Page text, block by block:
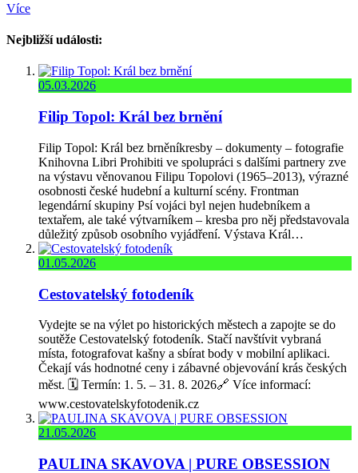
Více
Nejbližší události:
05.03.2026
Filip Topol: Král bez brnění
Filip Topol: Král bez brněníkresby – dokumenty – fotografie
Knihovna Libri Prohibiti ve spolupráci s dalšími partnery zve
na výstavu věnovanou Filipu Topolovi (1965–2013), výrazné
osobnosti české hudební a kulturní scény. Frontman
legendární skupiny Psí vojáci byl nejen hudebníkem a
textařem, ale také výtvarníkem – kresba pro něj představovala
důležitý způsob osobního vyjádření. Výstava Král…
01.05.2026
Cestovatelský fotodeník
Vydejte se na výlet po historických městech a zapojte se do
soutěže Cestovatelský fotodeník. Stačí navštívit vybraná
místa, fotografovat kašny a sbírat body v mobilní aplikaci.
Čekají vás hodnotné ceny i zábavné objevování krás českých
měst. 🗓️ Termín: 1. 5. – 31. 8. 2026🔗 Více informací:
www.cestovatelskyfotodenik.cz
21.05.2026
PAULINA SKAVOVA | PURE OBSESSION